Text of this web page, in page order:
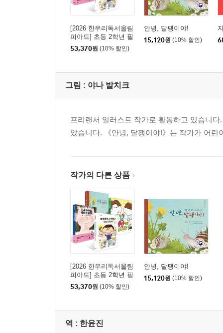
[2026 한우리독서올림
피아드] 초등 2학년 필
독서 세트
53,370원 (10% 할인)
안녕, 달팽이야!
15,120원 (10% 할인)
그림 : 야나 발치크
프리랜서 일러스트 작가로 활동하고 있습니
았습니다. 《안녕, 달팽이야!》는 작가가 어
작가의 다른 상품
[2026 한우리독서올림
피아드] 초등 2학년 필
독서 세트
53,370원 (10% 할인)
안녕, 달팽이야!
15,120원 (10% 할인)
역 : 한윤진